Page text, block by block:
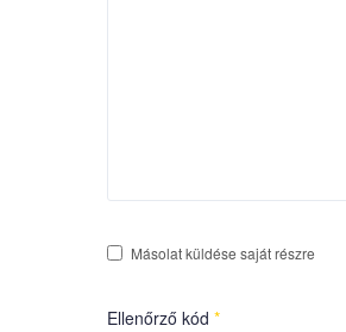
Másolat küldése saját részre
Ellenőrző kód *